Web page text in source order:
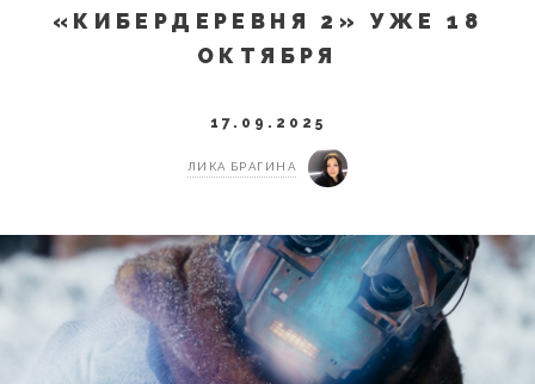
«КИБЕРДЕРЕВНЯ 2» УЖЕ 18
ОКТЯБРЯ
17.09.2025
ЛИКА БРАГИНА